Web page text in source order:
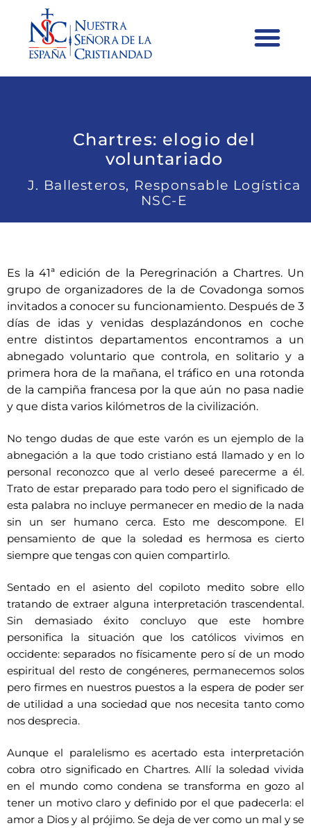
Chartres: elogio del
voluntariado
J. Ballesteros, Responsable Logística
NSC-E
Es la 41ª edición de la Peregrinación a Chartres. Un
grupo de organizadores de la de Covadonga somos
invitados a conocer su funcionamiento. Después de 3
días de idas y venidas desplazándonos en coche
entre distintos departamentos encontramos a un
abnegado voluntario que controla, en solitario y a
primera hora de la mañana, el tráfico en una rotonda
de la campiña francesa por la que aún no pasa nadie
y que dista varios kilómetros de la civilización.
No tengo dudas de que este varón es un ejemplo de la
abnegación a la que todo cristiano está llamado y en lo
personal reconozco que al verlo deseé parecerme a él.
Trato de estar preparado para todo pero el significado de
esta palabra no incluye permanecer en medio de la nada
sin un ser humano cerca. Esto me descompone. El
pensamiento de que la soledad es hermosa es cierto
siempre que tengas con quien compartirlo.
Sentado en el asiento del copiloto medito sobre ello
tratando de extraer alguna interpretación trascendental.
Sin demasiado éxito concluyo que este hombre
personifica la situación que los católicos vivimos en
occidente: separados no físicamente pero sí de un modo
espiritual del resto de congéneres, permanecemos solos
pero firmes en nuestros puestos a la espera de poder ser
de utilidad a una sociedad que nos necesita tanto como
nos desprecia.
Aunque el paralelismo es acertado esta interpretación
cobra otro significado en Chartres. Allí la soledad vivida
en el mundo como condena se transforma en gozo al
tener un motivo claro y definido por el que padecerla: el
amor a Dios y al prójimo. Se deja de ver como un mal y se